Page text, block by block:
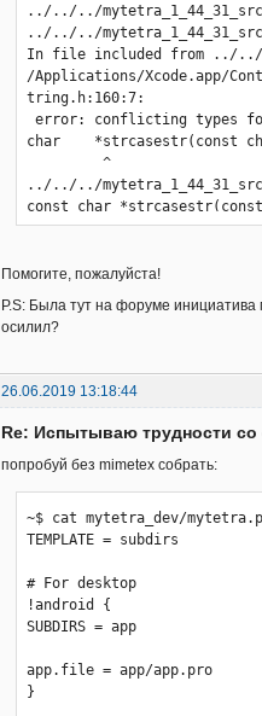
../../../
../../../
In file included from ../../../
/Applications/Xcode.app/
tring.h:160:7:
error: conflicting types for 'strcasestr'
char    *strcasestr(const
         ^
../../../
const char
            ^
signs: 'unsigned long' and
       ~~~~~~~~~~~~~~~~~~~~~~~~~~~~~~~~~~~~~~~~~~~ ^  ~~~~~~~~~~
../../../
... ... ...
../../../
signs: 'unsigned long' and
   if ( strlen(expression) > norefmaxlen ) { /* query_string too long */
        ~~~~~~~~~~~~~~~~~~ ^ ~~~~~~~~~~~
signs: 'unsigned long' and
                  if ( strlen(refp) <= loglen ) break;  /* no more parts */
                       ~~~~~~~~~~~~ ^  ~~~~~~
signs: 'size_t' (aka
<    nbytes )
Помогите, пожалуйста!
P.S: Была тут на форуме инициатива
осилил?
26.06.2019 13:18:44
Re: Испытываю трудности со
попробуй без mimetex собрать:
~$ cat mytetra_dev/
TEMPLATE = subdirs
# For desktop
!android {
SUBDIRS = app
app.file = app/app.pro
}